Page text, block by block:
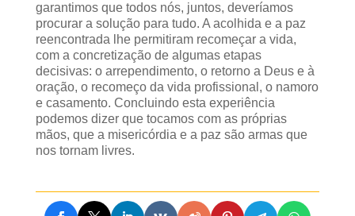
garantimos que todos nós, juntos, deveríamos
procurar a solução para tudo. A acolhida e a paz
reencontrada lhe permitiram recomeçar a vida,
com a concretização de algumas etapas
decisivas: o arrependimento, o retorno a Deus e à
oração, o recomeço da vida profissional, o namoro
e casamento. Concluindo esta experiência
podemos dizer que tocamos com as próprias
mãos, que a misericórdia e a paz são armas que
nos tornam livres.